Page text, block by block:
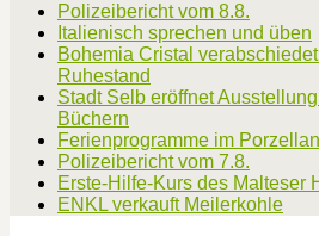
Polizeibericht vom 8.8.
Italienisch sprechen und üben
Bohemia Cristal
Ruhestand
Stadt Selb eröffnet
Büchern
Ferienprogramme im
Polizeibericht vom 7.8.
Erste-Hilfe-Kurs des Malteser
ENKL verkauft Meilerkohle